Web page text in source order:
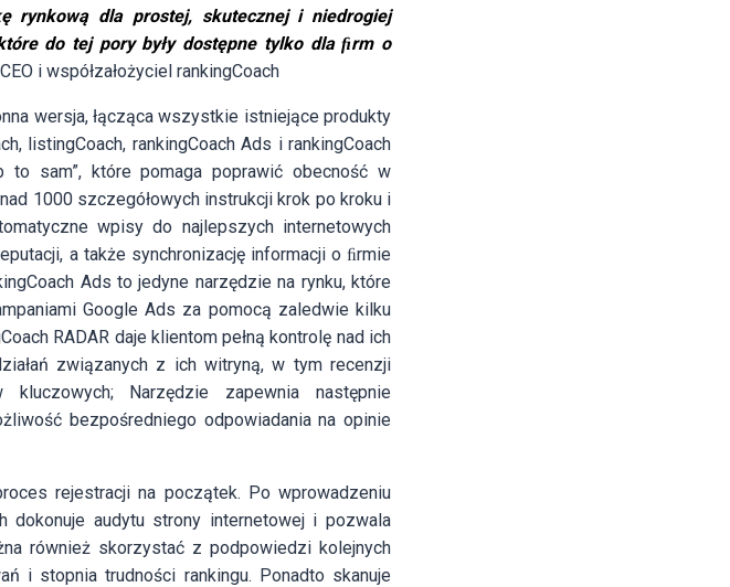
rynkową dla prostej, skutecznej i niedrogiej
do tej pory były dostępne tylko dla ﬁrm o
i współzałożyciel rankingCoach
wersja, łącząca wszystkie istniejące produkty
listingCoach, rankingCoach Ads i rankingCoach
to sam”, które pomaga poprawić obecność w
1000 szczegółowych instrukcji krok po kroku i
wpisy do najlepszych internetowych
a także synchronizację informacji o ﬁrmie
Ads to jedyne narzędzie na rynku, które
Google Ads za pomocą zaledwie kilku
RADAR daje klientom pełną kontrolę nad ich
związanych z ich witryną, w tym recenzji
Narzędzie zapewnia następnie
bezpośredniego odpowiadania na opinie
rejestracji na początek. Po wprowadzeniu
dokonuje audytu strony internetowej i pozwala
również skorzystać z podpowiedzi kolejnych
i stopnia trudności rankingu. Ponadto skanuje